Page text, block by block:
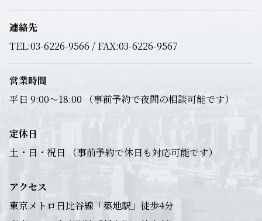
連絡先
TEL:03-6226-9566 / FAX:03-6226-9567
営業時間
平日 9:00～18:00 （事前予約で夜間の相談可能です）
定休日
土・日・祝日 （事前予約で休日も対応可能です）
アクセス
東京メトロ日比谷線「築地駅」徒歩4分